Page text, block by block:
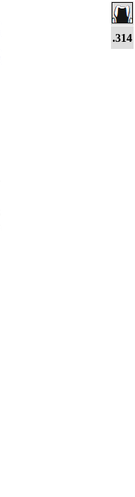
.314
.314
.314
.314